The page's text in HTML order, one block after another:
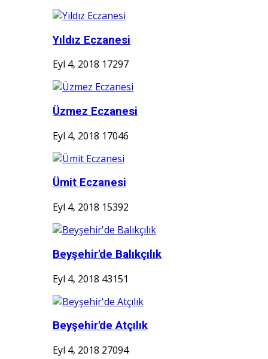
Yıldız Eczanesi
Eyl 4, 2018 17297
Üzmez Eczanesi
Eyl 4, 2018 17046
Ümit Eczanesi
Eyl 4, 2018 15392
Beyşehir'de Balıkçılık
Eyl 4, 2018 43151
Beyşehir'de Atçılık
Eyl 4, 2018 27094